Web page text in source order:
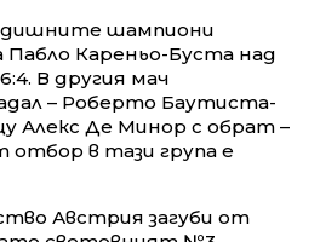
шампиони
Пабло Кареньо-Буста над
В другия мач
– Роберто Баутиста-
Алекс Де Минор с обрат –
отбор в тази група е
Австрия загуби от